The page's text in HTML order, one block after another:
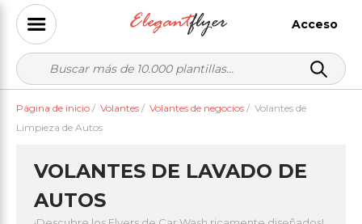
Acceso
Página de inicio / Volantes / Volantes de negocios / Volantes de
Limpieza de Autos
VOLANTES DE LAVADO DE
AUTOS